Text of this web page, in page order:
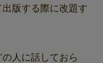
版する際に改題す
人に話しておら